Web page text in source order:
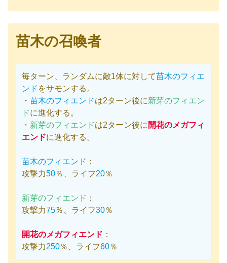
苗木の召喚者
毎ターン、ランダムに敵1体に対して苗木のフィエ
ンド をサモンする。
・ 苗木のフィエンドは2ターン後に新芽のフィエン
ドに進化する。
・ 新芽のフィエンドは2ターン後に 開花のメガフィ
エンドに進化する。
苗木のフィエンド ：
攻撃力50％、ライフ20％
新芽のフィエンド ：
攻撃力75％、ライフ30％
開花のメガフィエンド ：
攻撃力250％、ライフ60％